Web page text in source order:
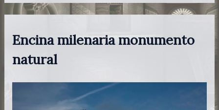
Encina milenaria monumento
natural